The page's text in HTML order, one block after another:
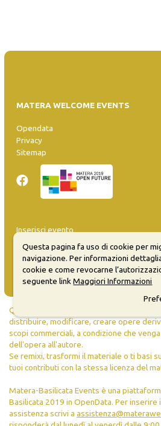
MATERA WELCOME EVENTS
Opendata
Privacy
Sitemap
Inserisci evento
FAQ
info@materaevents.it
Quanto realizzato è sottoposto a licenza
distribuire, modificare, creare opere
scopi commerciali, a condizione che
dell'opera all'autore.
Se remixi, trasformi il materiale o ti basi
tuoi contributi con la stessa licenza del
Matera-Basilicata Events è una
Basilicata 2019 in OpenData. Per inserire
assistenza scrivi a
Questa pagina fa uso di cookie per
navigazione. Per informazioni
cookie e come revocarne
seguente linkMaggiori Informazioni